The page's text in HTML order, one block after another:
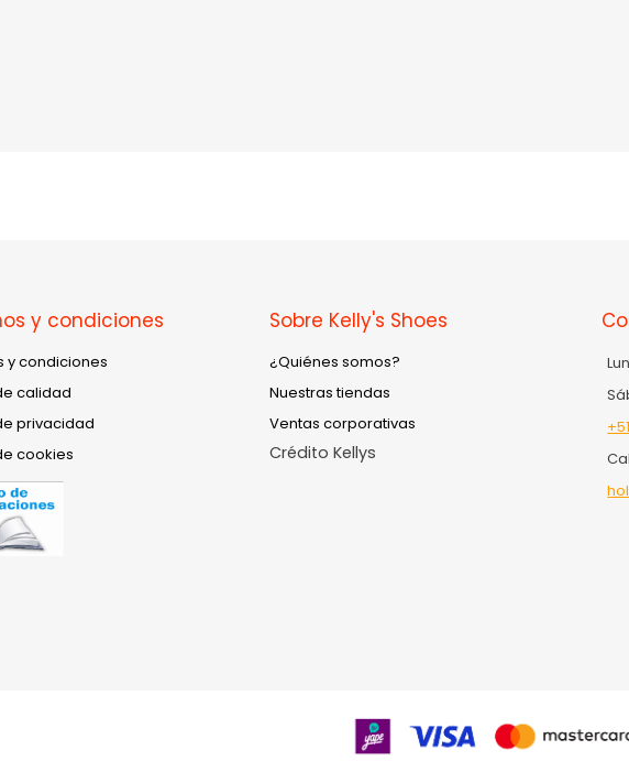
y condiciones
y condiciones
calidad
privacidad
cookies
Sobre Kelly's Shoes
¿Quiénes somos?
Nuestras tiendas
Ventas corporativas
Crédito Kellys